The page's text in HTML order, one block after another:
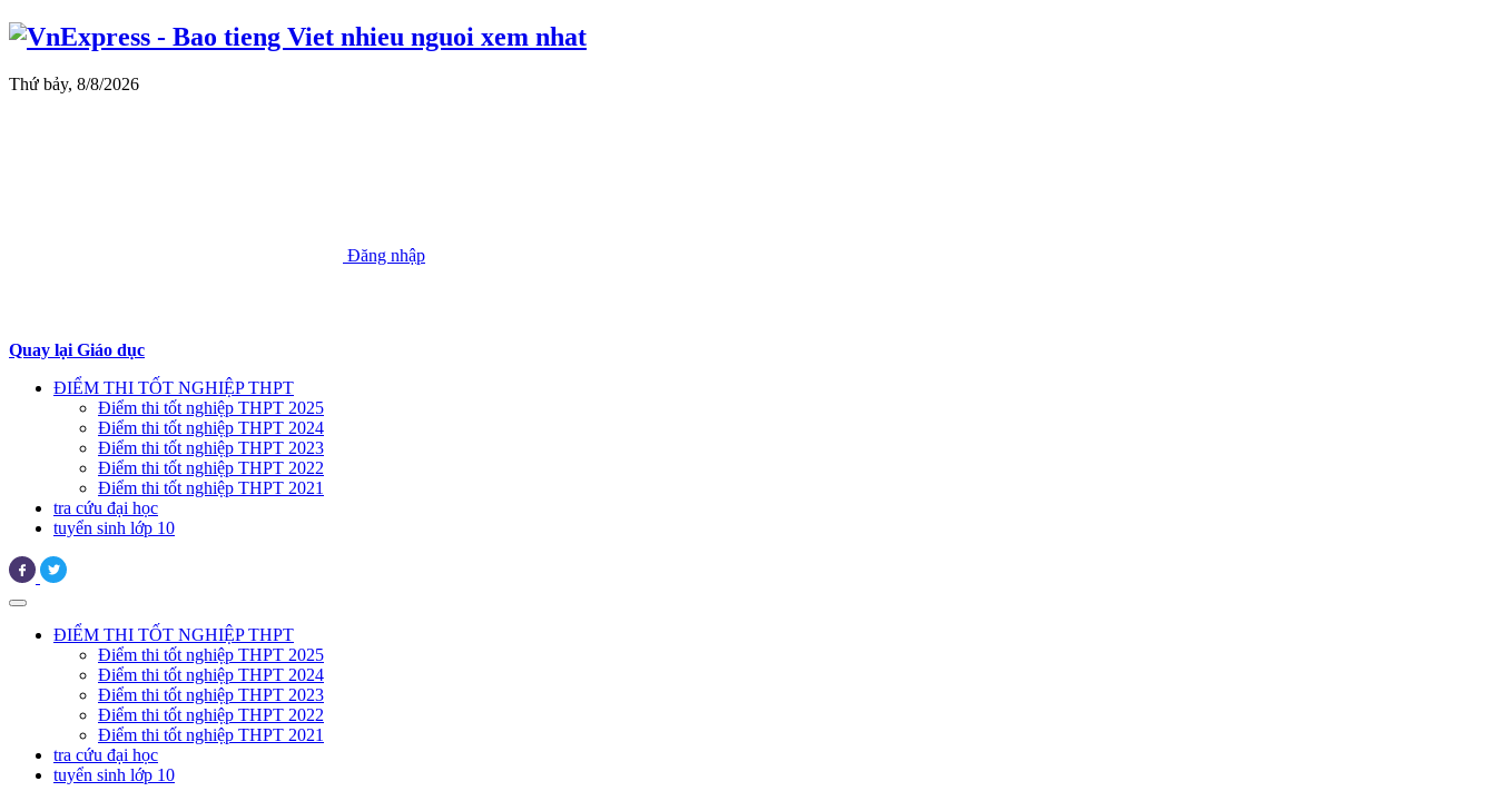
Thứ bảy, 8/8/2026
Đăng nhập
Quay lại Giáo dục
ĐIỂM THI TỐT NGHIỆP THPT
Điểm thi tốt nghiệp THPT 2025
Điểm thi tốt nghiệp THPT 2024
Điểm thi tốt nghiệp THPT 2023
Điểm thi tốt nghiệp THPT 2022
Điểm thi tốt nghiệp THPT 2021
tra cứu đại học
tuyển sinh lớp 10
ĐIỂM THI TỐT NGHIỆP THPT
Điểm thi tốt nghiệp THPT 2025
Điểm thi tốt nghiệp THPT 2024
Điểm thi tốt nghiệp THPT 2023
Điểm thi tốt nghiệp THPT 2022
Điểm thi tốt nghiệp THPT 2021
tra cứu đại học
tuyển sinh lớp 10